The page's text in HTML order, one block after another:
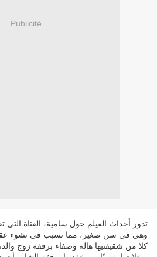
Publicité
تدور أحداث الفيلم حول سامية، الفتاة
وهى في سن صغير، مما تسبب في نشوء
كلا من شقيقتيها هالة وصفاء برفقة زوج